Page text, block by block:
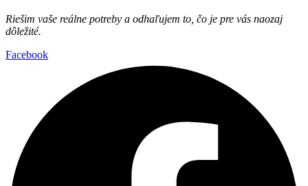
Riešim vaše reálne potreby a odhaľujem to, čo je pre vás naozaj
dôležité.
Facebook